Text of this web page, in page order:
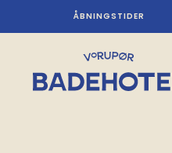
ÅBNINGSTIDER